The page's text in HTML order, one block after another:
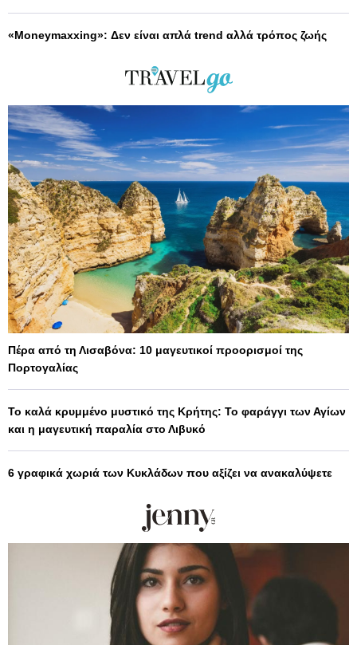
«Moneymaxxing»: Δεν είναι απλά trend αλλά τρόπος ζωής
Πέρα από τη Λισαβόνα: 10 μαγευτικοί προορισμοί της
Πορτογαλίας
Το καλά κρυμμένο μυστικό της Κρήτης: Το φαράγγι των Αγίων
και η μαγευτική παραλία στο Λιβυκό
6 γραφικά χωριά των Κυκλάδων που αξίζει να ανακαλύψετε